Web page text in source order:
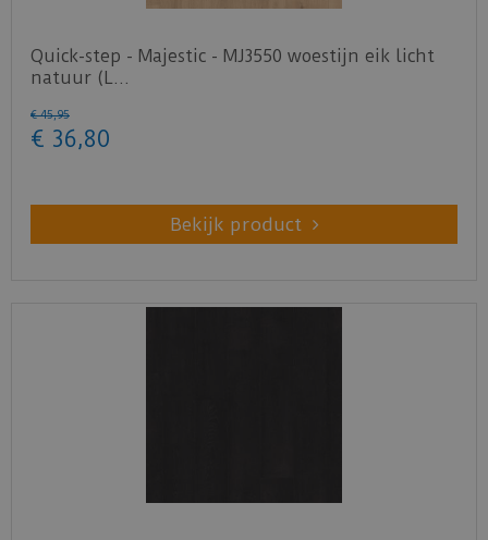
Quick-step - Majestic - MJ3550 woestijn eik licht
natuur (L…
€ 45,95
€ 36,80
Bekijk product